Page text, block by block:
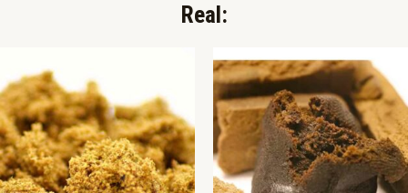
Real:​